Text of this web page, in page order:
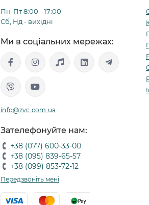
Пн-Пт 8:00 - 17:00
Сб, Нд - вихідні
Ми в соціальних мережах:
info@zvc.com.ua
Зателефонуйте нам:
+38 (077) 600-33-00
+38 (095) 839-65-57
+38 (099) 853-72-12
Передзвоніть мені